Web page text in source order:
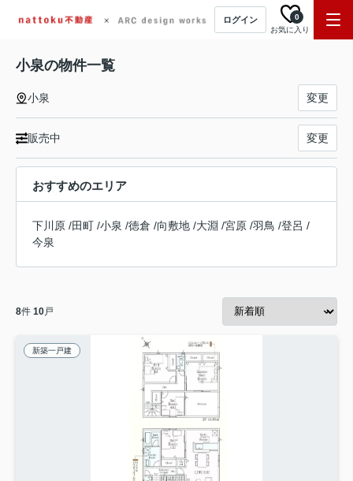
ログイン
お気に入り
0
小泉の物件一覧
小泉 変更
販売中 変更
おすすめのエリア
下川原 /田町 /小泉 /徳倉 /向敷地 /大淵 /宮原 /羽鳥 /登呂 /
今泉
8件 10戸
新築一戸建